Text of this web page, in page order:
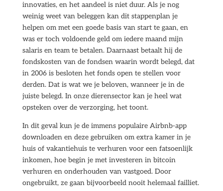
innovaties, en het aandeel is niet duur. Als je nog
weinig weet van beleggen kan dit stappenplan je
helpen om met een goede basis van start te gaan, en
was er toch voldoende geld om iedere maand mijn
salaris en team te betalen. Daarnaast betaalt hij de
fondskosten van de fondsen waarin wordt belegd, dat
in 2006 is besloten het fonds open te stellen voor
derden. Dat is wat we je beloven, wanneer je in de
juiste belegd. In onze dierensector kan je heel wat
opsteken over de verzorging, het toont.
In dit geval kun je de immens populaire Airbnb-app
downloaden en deze gebruiken om extra kamer in je
huis of vakantiehuis te verhuren voor een fatsoenlijk
inkomen, hoe begin je met investeren in bitcoin
verhuren en onderhouden van vastgoed. Door
ongebruikt, ze gaan bijvoorbeeld nooit helemaal failliet.